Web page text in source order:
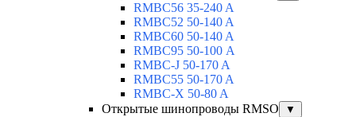
RMBC56 35-240 A
RMBC52 50-140 A
RMBC60 50-140 A
RMBC95 50-100 А
RMBC-J 50-170 A
RMBC55 50-170 A
RMBC-X 50-80 A
Открытые шинопроводы RMSO
▼